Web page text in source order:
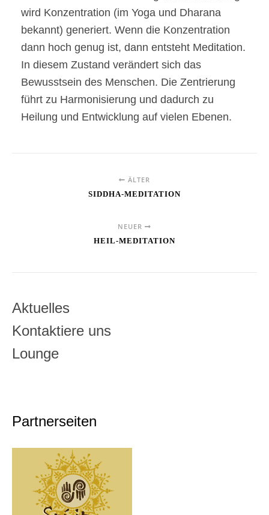
wird Konzentration (im Yoga und Dharana
bekannt) generiert. Wenn die Konzentration
dann hoch genug ist, dann entsteht Meditation.
In diesem Zustand verändert sich das
Bewusstsein des Menschen. Die Zentrierung
führt zu Harmonisierung und dadurch zu
Heilung und Entwicklung auf vielen Ebenen.
ÄLTER
SIDDHA-MEDITATION
NEUER
HEIL-MEDITATION
Aktuelles
Kontaktiere uns
Lounge
Partnerseiten